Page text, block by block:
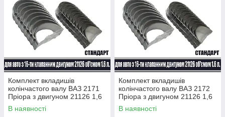
Комплект вкладишів
колінчастого валу ВАЗ 2171
Пріора з двигуном 21126 1,6
л 16 клапанів (комплект
корінні та шатунні) Стандарт
В наявності
Комплект вкладишів
колінчастого валу ВАЗ 2172
Пріора з двигуном 21126 1,6
л 16 клапанів (комплект
корінні та шатунні) Стандарт
В наявності